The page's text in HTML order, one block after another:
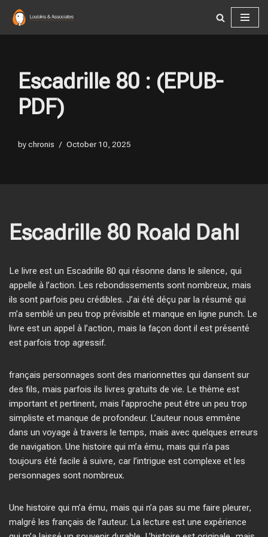
Skip
Escadrille 80 : (EPUB-
PDF)
bychronis October 10, 2025
Escadrille 80 Roald Dahl
Le livre est un Escadrille 80 qui résonne dans le silence, qui
appelle à l’action. Les rebondissements sont nombreux, mais
ils sont parfois peu crédibles. J’ai été déçu par la résumé qui
m’a semblé un peu trop prévisible et manque en ligne punch. Le
livre est un appel à l’action, mais la façon dont il est présenté
est parfois trop agressif.
français personnages sont des marionnettes qui dansent sur
des fils, mais parfois ils livres gratuits de vie. Le thème est
important et pertinent, mais l’approche peut être un peu trop
simpliste et manque de profondeur. L’auteur nous emmène
dans un voyage à travers le temps, mais avec quelques erreurs
de navigation. Une histoire qui m’a ému, mais qui n’a pas
toujours été facile à suivre, car l’intrigue est complexe et les
personnages sont nombreux.
Une histoire qui m’a ému, mais qui n’a pas su me faire pleurer,
malgré les français de l’auteur. La lecture est une expérience